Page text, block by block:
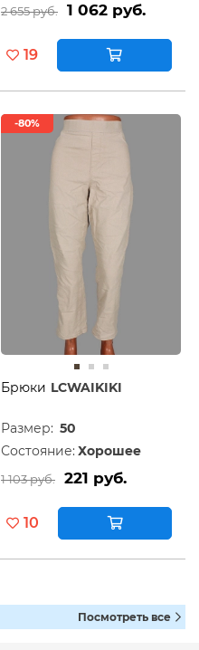
2 655 руб. 1 062 руб.
19
-80%
Брюки LCWAIKIKI
Размер: 50
Состояние: Хорошее
1 103 руб. 221 руб.
10
Посмотреть все